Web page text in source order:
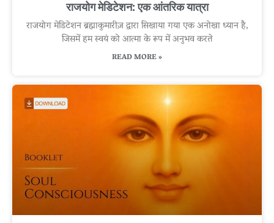
राजयोग मेडिटेशन: एक आंतरिक यात्रा
राजयोग मेडिटेशन ब्रह्माकुमारीज़ द्वारा सिखाया गया एक अनोखा ध्यान है,
जिसमें हम स्वयं को आत्मा के रूप में अनुभव करते
READ MORE »